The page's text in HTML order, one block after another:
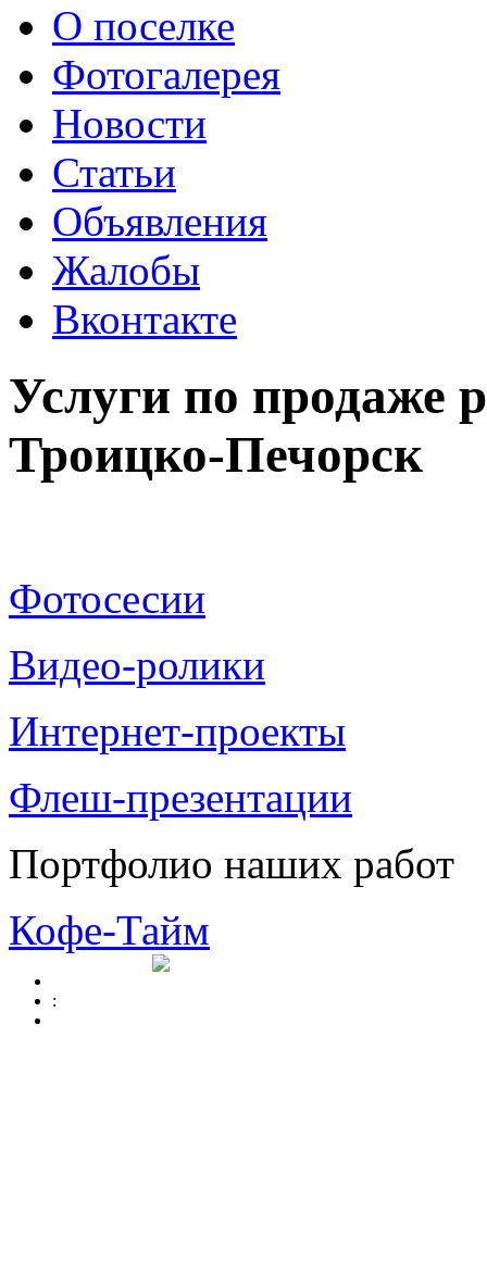
О поселке
Фотогалерея
Новости
Статьи
Объявления
Жалобы
Вконтакте
Услуги по продаже
Троицко-Печорск
Фотосесии
Видео-ролики
Интернет-проекты
Флеш-презентации
Портфолио наших работ
Кофе-Тайм
: